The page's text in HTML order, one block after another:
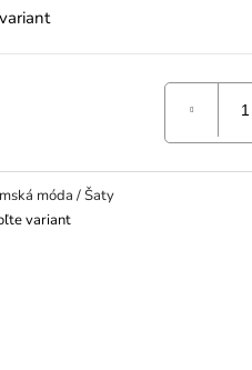
móda / Šaty
variant